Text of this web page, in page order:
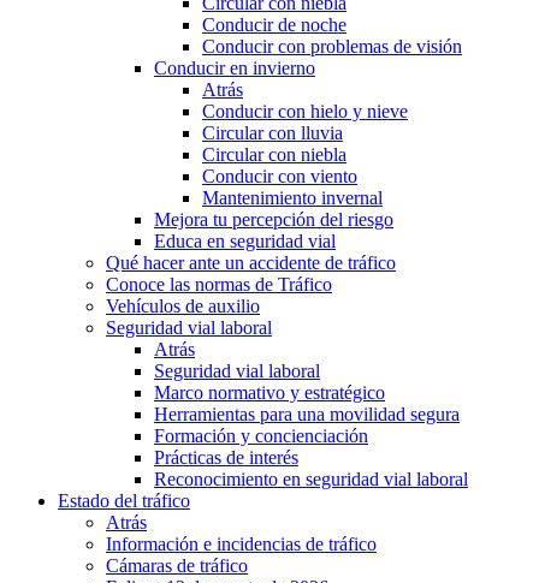
Conducir de noche
Conducir con problemas de visión
Conducir en invierno
Atrás
Conducir con hielo y nieve
Circular con lluvia
Circular con niebla
Conducir con viento
Mantenimiento invernal
Mejora tu percepción del riesgo
Educa en seguridad vial
Qué hacer ante un accidente de tráfico
Conoce las normas de Tráfico
Vehículos de auxilio
Seguridad vial laboral
Atrás
Seguridad vial laboral
Marco normativo y estratégico
Herramientas para una movilidad segura
Formación y concienciación
Prácticas de interés
Reconocimiento en seguridad vial laboral
Estado del tráfico
Atrás
Información e incidencias de tráfico
Cámaras de tráfico